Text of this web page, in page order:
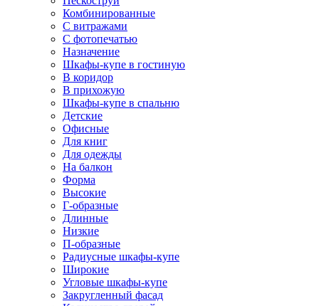
Комбинированные
С витражами
С фотопечатью
Назначение
Шкафы-купе в гостиную
В коридор
В прихожую
Шкафы-купе в спальню
Детские
Офисные
Для книг
Для одежды
На балкон
Форма
Высокие
Г-образные
Длинные
Низкие
П-образные
Радиусные шкафы-купе
Широкие
Угловые шкафы-купе
Закругленный фасад